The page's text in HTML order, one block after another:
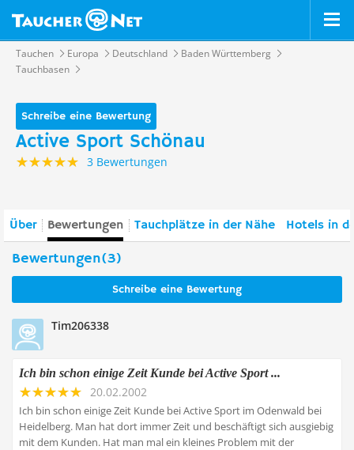
Tauchen Europa Deutschland
Baden Württemberg
Tauchbasen
Schreibe eine Bewertung
Active Sport Schönau
3 Bewertungen
Über Bewertungen Tauchplätze in der Nähe Hotels in
Bewertungen(3)
Schreibe eine Bewertung
Tim206338
Ich bin schon einige Zeit Kunde bei Active Sport ...
20.02.2002
Ich bin schon einige Zeit Kunde bei Active Sport im Odenwald bei
Heidelberg. Man hat dort immer Zeit und beschäftigt sich ausgiebig
mit dem Kunden. Hat man mal ein kleines Problem mit der